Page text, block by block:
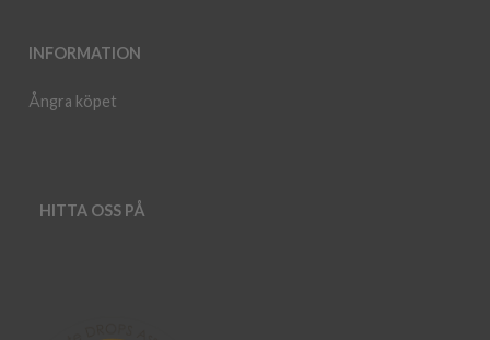
INFORMATION
Ångra köpet
HITTA OSS PÅ